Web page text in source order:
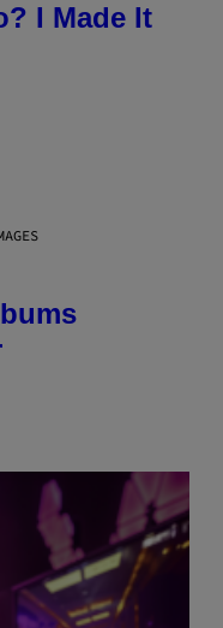
I Made It